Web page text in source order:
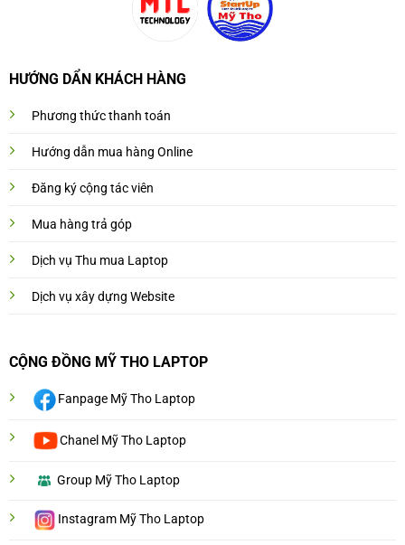
HƯỚNG DẨN KHÁCH HÀNG
Phương thức thanh toán
Hướng dẫn mua hàng Online
Đăng ký cộng tác viên
Mua hàng trả góp
Dịch vụ Thu mua Laptop
Dịch vụ xây dựng Website
CỘNG ĐỒNG MỸ THO LAPTOP
Fanpage Mỹ Tho Laptop
Chanel Mỹ Tho Laptop
Group Mỹ Tho Laptop
Instagram Mỹ Tho Laptop